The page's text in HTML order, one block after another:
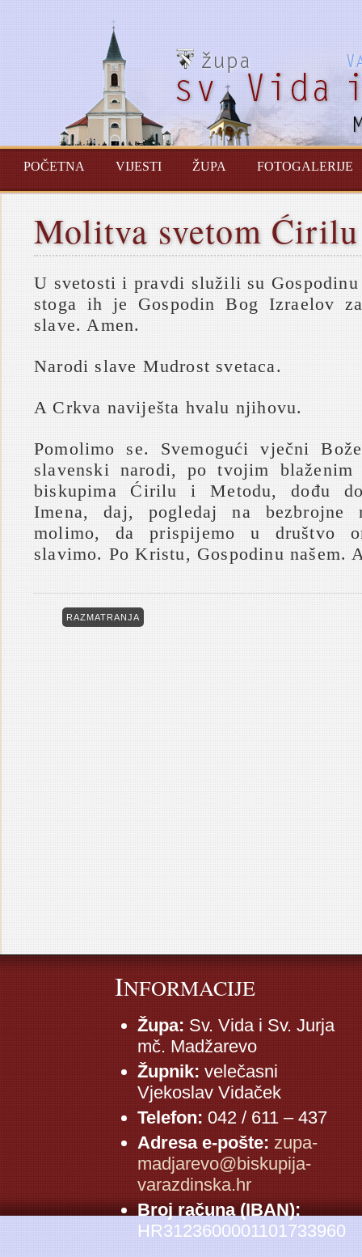
POČETNA VIJESTI ŽUPA FOTOGALERIJE
Molitva svetom
U svetosti i pravdi služili su Gospodinu
stoga ih je Gospodin Bog Izraelov
slave. Amen.
Narodi slave Mudrost svetaca.
A Crkva naviješta hvalu njihovu.
Pomolimo se. Svemogući vječni
slavenski narodi, po tvojim blaženim
biskupima Ćirilu i Metodu, dođu
Imena, daj, pogledaj na bezbrojne
molimo, da prispijemo u društvo
slavimo. Po Kristu, Gospodinu našem.
RAZMATRANJA
INFORMACIJE
Župa: Sv. Vida i Sv. Jurja
mč. Madžarevo
Župnik: velečasni
Vjekoslav Vidaček
Telefon: 042 / 611 – 437
Adresa e-pošte: zupa-
madjarevo@biskupija-
varazdinska.hr
Broj računa (IBAN):
HR3123600001101733960